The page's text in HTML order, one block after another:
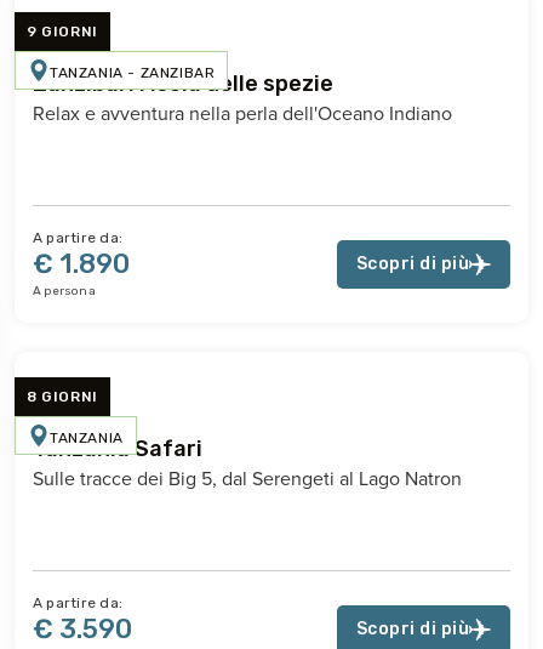
9 GIORNI
TANZANIA - ZANZIBAR
Zanzibar: l'isola delle spezie
Relax e avventura nella perla dell'Oceano Indiano
A partire da:
€ 1.890
A persona
Scopri di più
8 GIORNI
TANZANIA
Tanzania Safari
Sulle tracce dei Big 5, dal Serengeti al Lago Natron
A partire da:
€ 3.590 Scopri di più